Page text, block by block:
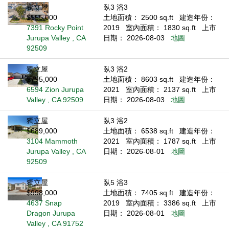
獨立屋
$555,000
7391 Rocky Point
Jurupa Valley , CA
92509
臥3 浴3
土地面積： 2500 sq.ft
建造年份：
2019
室內面積： 1830 sq.ft
上市
日期： 2026-08-03
地圖
獨立屋
$795,000
6594 Zion Jurupa
Valley , CA 92509
臥3 浴2
土地面積： 8603 sq.ft
建造年份：
2021
室內面積： 2137 sq.ft
上市
日期： 2026-08-03
地圖
獨立屋
$689,000
3104 Mammoth
Jurupa Valley , CA
92509
臥3 浴2
土地面積： 6538 sq.ft
建造年份：
2021
室內面積： 1787 sq.ft
上市
日期： 2026-08-01
地圖
獨立屋
$998,000
4637 Snap
Dragon Jurupa
Valley , CA 91752
臥5 浴3
土地面積： 7405 sq.ft
建造年份：
2019
室內面積： 3386 sq.ft
上市
日期： 2026-08-01
地圖